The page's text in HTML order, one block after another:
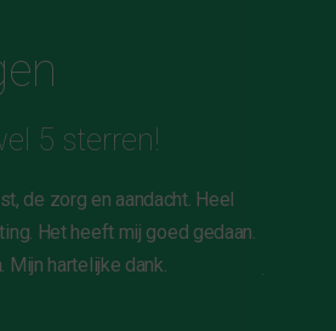
5 sterren!
de zorg en aandacht. Heel
Het heeft mij goed gedaan.
hartelijke dank.